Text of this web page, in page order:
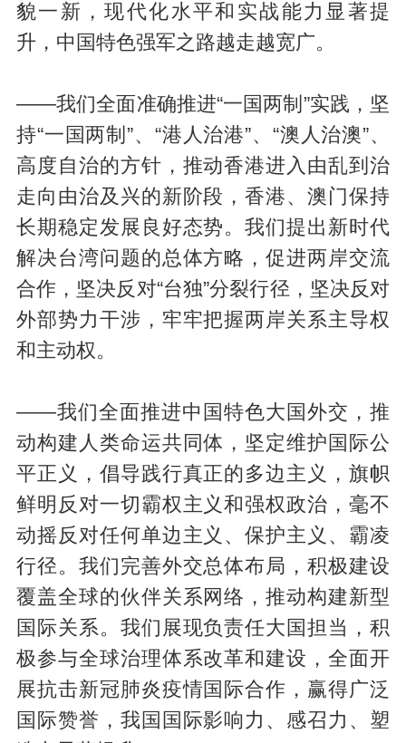
貌一新，现代化水平和实战能力显著提
升，中国特色强军之路越走越宽广。
——我们全面准确推进“一国两制”实践，坚
持“一国两制”、“港人治港”、“澳人治澳”、
高度自治的方针，推动香港进入由乱到治
走向由治及兴的新阶段，香港、澳门保持
长期稳定发展良好态势。我们提出新时代
解决台湾问题的总体方略，促进两岸交流
合作，坚决反对“台独”分裂行径，坚决反对
外部势力干涉，牢牢把握两岸关系主导权
和主动权。
——我们全面推进中国特色大国外交，推
动构建人类命运共同体，坚定维护国际公
平正义，倡导践行真正的多边主义，旗帜
鲜明反对一切霸权主义和强权政治，毫不
动摇反对任何单边主义、保护主义、霸凌
行径。我们完善外交总体布局，积极建设
覆盖全球的伙伴关系网络，推动构建新型
国际关系。我们展现负责任大国担当，积
极参与全球治理体系改革和建设，全面开
展抗击新冠肺炎疫情国际合作，赢得广泛
国际赞誉，我国国际影响力、感召力、塑